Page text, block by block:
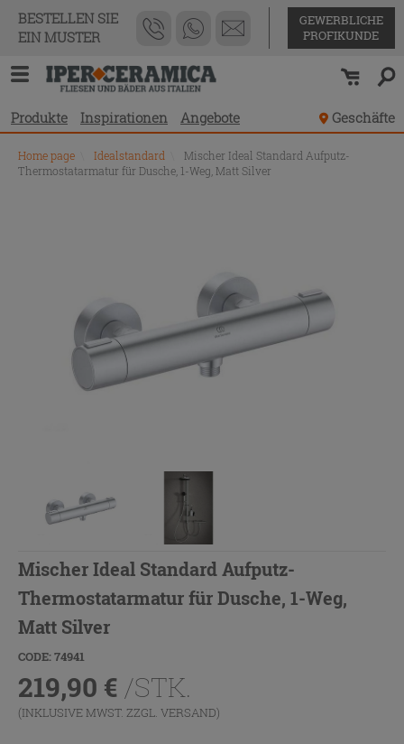
BESTELLEN SIE
EIN MUSTER
GEWERBLICHE
PROFIKUNDE
Produkte Inspirationen Angebote Geschäfte
Home page Idealstandard
Mischer Ideal Standard Aufputz-
Thermostatarmatur für Dusche, 1-Weg, Matt Silver
Mischer Ideal Standard Aufputz-
Thermostatarmatur für Dusche, 1-Weg,
Matt Silver
CODE: 74941
219,90 € /STK.
(INKLUSIVE MWST. ZZGL. VERSAND)